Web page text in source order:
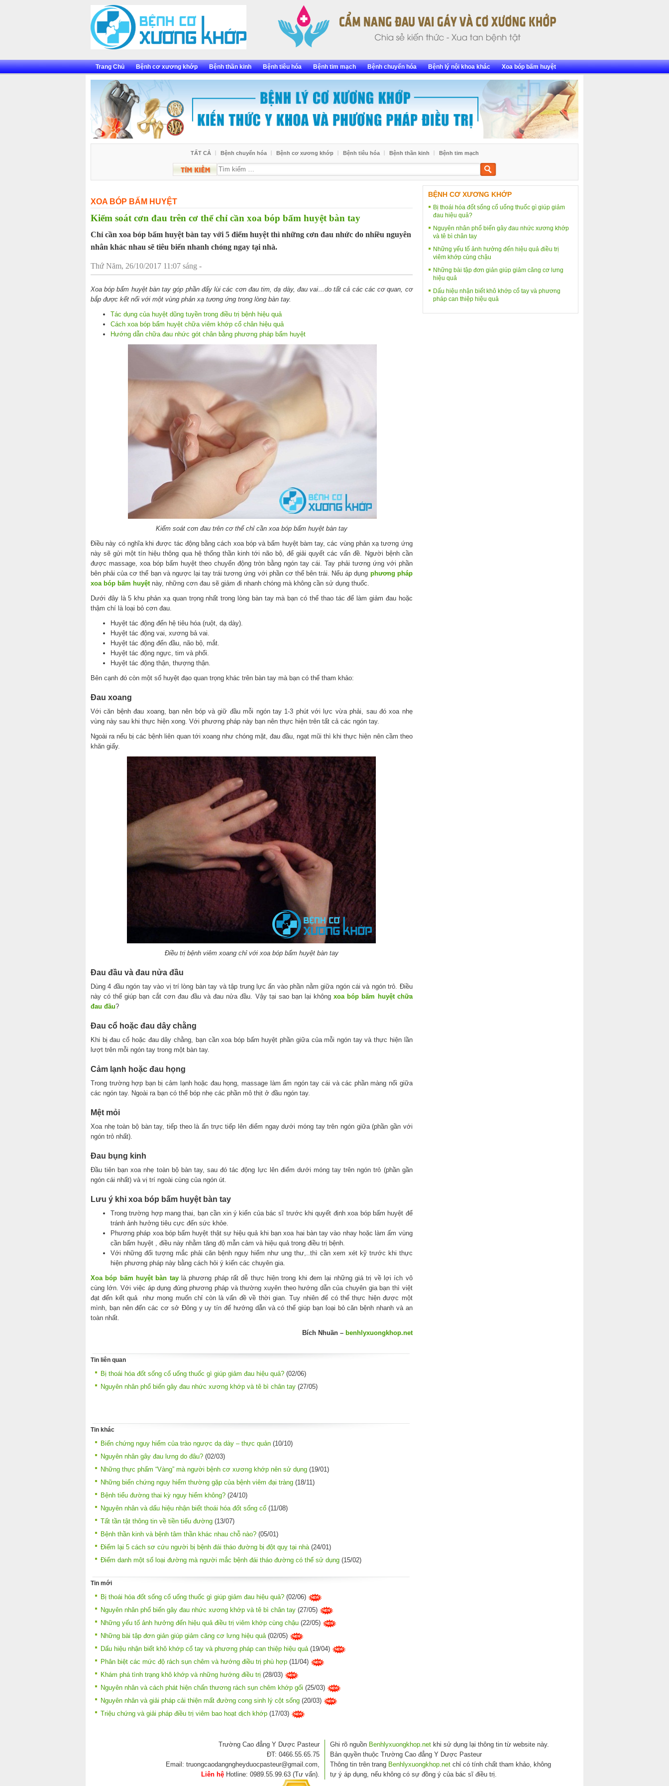
Trang Chủ Bệnh cơ xương khớp Bệnh thần kinh Bệnh tiêu hóa Bệnh tim mạch Bệnh chuyển hóa Bệnh lý nội khoa khác Xoa bóp bấm huyệt
TẤT CẢ Bệnh chuyển hóa Bệnh cơ xương khớp Bệnh tiêu hóa Bệnh thần kinh Bệnh tim mạch
Tìm
XOA BÓP BẤM HUYỆT
Kiểm soát cơn đau trên cơ thể chỉ cần xoa bóp bấm huyệt bàn tay
Chỉ cần xoa bóp bấm huyệt bàn tay với 5 điểm huyệt thì những cơn đau nhức do nhiều nguyên
nhân khác nhau sẽ tiêu biến nhanh chóng ngay tại nhà.
Thứ Năm, 26/10/2017 11:07 sáng -
Xoa bóp bấm huyệt bàn tay góp phần đẩy lùi các cơn đau tim, dạ dày, đau vai…do tất cả các các cơ quan, cơ
bắp được kết nối với một vùng phản xạ tương ứng trong lòng bàn tay.
Tác dụng của huyệt dũng tuyền trong điều trị bệnh hiệu quả
Cách xoa bóp bấm huyệt chữa viêm khớp cổ chân hiệu quả
Hướng dẫn chữa đau nhức gót chân bằng phương pháp bấm huyệt
Kiểm soát cơn đau trên cơ thể chỉ cần xoa bóp bấm huyệt bàn tay
Điều này có nghĩa khi được tác động bằng cách xoa bóp và bấm huyệt bàm tay, các vùng phản xạ tương ứng
này sẽ gửi một tín hiệu thông qua hệ thống thần kinh tới não bộ, để giải quyết các vấn đề. Người bệnh cần
được massage, xoa bóp bấm huyệt theo chuyển động tròn bằng ngón tay cái. Tay phải tương ứng với phần
bên phải của cơ thể bạn và ngược lại tay trái tương ứng với phần cơ thể bên trái. Nếu áp dụng phương pháp
xoa bóp bấm huyệtnày, những cơn đau sẽ giảm đi nhanh chóng mà không cần sử dụng thuốc.
Dưới đây là 5 khu phản xạ quan trọng nhất trong lòng bàn tay mà bạn có thể thao tác để làm giảm đau hoặc
thậm chí là loại bỏ cơn đau.
Huyệt tác động đến hệ tiêu hóa (ruột, dạ dày).
Huyệt tác động vai, xương bả vai.
Huyệt tác động đến đầu, não bộ, mắt.
Huyệt tác động ngực, tim và phổi.
Huyệt tác động thận, thượng thận.
Bên cạnh đó còn một số huyệt đạo quan trọng khác trên bàn tay mà bạn có thể tham khảo:
Đau xoang
Với căn bệnh đau xoang, bạn nên bóp và giữ đầu mỗi ngón tay 1-3 phút với lực vừa phải, sau đó xoa nhẹ
vùng này sau khi thực hiện xong. Với phương pháp này bạn nên thực hiện trên tất cả các ngón tay.
Ngoài ra nếu bị các bệnh liên quan tới xoang như chóng mặt, đau đầu, ngạt mũi thì khi thực hiện nên cầm theo
khăn giấy.
Điều trị bệnh viêm xoang chỉ với xoa bóp bấm huyệt bàn tay
Đau đầu và đau nửa đầu
Dùng 4 đầu ngón tay vào vị trí lòng bàn tay và tập trung lực ấn vào phần nằm giữa ngón cái và ngón trỏ. Điều
này có thể giúp bạn cắt cơn đau đầu và đau nửa đầu. Vậy tại sao bạn lại khôngxoa bóp bấm huyệt chữa
đau đầu?
Đau cổ hoặc đau dây chằng
Khi bị đau cổ hoặc đau dây chằng, bạn cần xoa bóp bấm huyệt phần giữa của mỗi ngón tay và thực hiện lần
lượt trên mỗi ngón tay trong một bàn tay.
Cảm lạnh hoặc đau họng
Trong trường hợp bạn bị cảm lạnh hoặc đau họng, massage làm ấm ngón tay cái và các phần màng nối giữa
các ngón tay. Ngoài ra bạn có thể bóp nhẹ các phần mô thịt ở đầu ngón tay.
Mệt mỏi
Xoa nhẹ toàn bộ bàn tay, tiếp theo là ấn trực tiếp lên điểm ngay dưới móng tay trên ngón giữa (phần gần với
ngón trỏ nhất).
Đau bụng kinh
Đầu tiên bạn xoa nhẹ toàn bộ bàn tay, sau đó tác động lực lên điểm dưới móng tay trên ngón trỏ (phần gần
ngón cái nhất) và vị trí ngoài cùng của ngón út.
Lưu ý khi xoa bóp bấm huyệt bàn tay
Trong trường hợp mang thai, bạn cần xin ý kiến của bác sĩ trước khi quyết định xoa bóp bấm huyệt để
tránh ảnh hưởng tiêu cực đến sức khỏe.
Phương pháp xoa bóp bấm huyệt thật sự hiệu quả khi bạn xoa hai bàn tay vào nhay hoặc làm ấm vùng
cần bấm huyệt , điều này nhằm tăng độ mẫn cảm và hiệu quả trong điều trị bệnh.
Với những đối tượng mắc phải căn bệnh nguy hiểm như ung thư,..thì cần xem xét kỹ trước khi thực
hiện phương pháp này bằng cách hỏi ý kiến các chuyên gia.
Xoa bóp bấm huyệt bàn taylà phương pháp rất dễ thực hiện trong khi đem lại những giá trị về lợi ích vô
cùng lớn. Với việc áp dụng đúng phương pháp và thường xuyên theo hướng dẫn của chuyên gia bạn thì việt
đạt đến kết quả như mong muốn chỉ còn là vấn đề về thời gian. Tuy nhiên để có thể thực hiện được một
mình, bạn nên đến các cơ sở Đông y uy tín để hướng dẫn và có thể giúp bạn loại bỏ căn bệnh nhanh và an
toàn nhất.
Bích Nhuần – benhlyxuongkhop.net
Tin liên quan
Bị thoái hóa đốt sống cổ uống thuốc gì giúp giảm đau hiệu quả? (02/06)
Nguyên nhân phổ biến gây đau nhức xương khớp và tê bì chân tay (27/05)
Tin khác
Biến chứng nguy hiểm của trào ngược dạ dày – thực quản (10/10)
Nguyên nhân gây đau lưng do đâu? (02/03)
Những thực phẩm “Vàng” mà người bệnh cơ xương khớp nên sử dụng (19/01)
Những biến chứng nguy hiểm thường gặp của bệnh viêm đại tràng (18/11)
Bệnh tiểu đường thai kỳ nguy hiểm không? (24/10)
Nguyên nhân và dấu hiệu nhận biết thoái hóa đốt sống cổ (11/08)
Tất tần tật thông tin về tiền tiểu đường (13/07)
Bệnh thần kinh và bệnh tâm thần khác nhau chỗ nào? (05/01)
Điểm lại 5 cách sơ cứu người bị bệnh đái tháo đường bị đột quỵ tại nhà (24/01)
Điểm danh một số loại đường mà người mắc bệnh đái tháo đường có thể sử dụng (15/02)
Tin mới
Bị thoái hóa đốt sống cổ uống thuốc gì giúp giảm đau hiệu quả? (02/06)
Nguyên nhân phổ biến gây đau nhức xương khớp và tê bì chân tay (27/05)
Những yếu tố ảnh hưởng đến hiệu quả điều trị viêm khớp cùng chậu (22/05)
Những bài tập đơn giản giúp giảm căng cơ lưng hiệu quả(02/05)
Dấu hiệu nhận biết khô khớp cổ tay và phương pháp can thiệp hiệu quả(19/04)
Phân biệt các mức độ rách sụn chêm và hướng điều trị phù hợp (11/04)
Khám phá tình trạng khô khớp và những hướng điều trị (28/03)
Nguyên nhân và cách phát hiện chấn thương rách sụn chêm khớp gối (25/03)
Nguyên nhân và giải pháp cải thiện mất đường cong sinh lý cột sống (20/03)
Triệu chứng và giải pháp điều trị viêm bao hoạt dịch khớp (17/03)
BỆNH CƠ XƯƠNG KHỚP
Bị thoái hóa đốt sống cổ uống thuốc gì giúp giảm
đau hiệu quả?
Nguyên nhân phổ biến gây đau nhức xương khớp
và tê bì chân tay
Những yếu tố ảnh hưởng đến hiệu quả điều trị
viêm khớp cùng chậu
Những bài tập đơn giản giúp giảm căng cơ lưng
hiệu quả
Dấu hiệu nhận biết khô khớp cổ tay và phương
pháp can thiệp hiệu quả
Trường Cao đẳng Y Dược Pasteur
ĐT: 0466.55.65.75
Email: truongcaodangngheyduocpasteur@gmail.com,
Liên hệ Hotline: 0989.55.99.63 (Tư vấn).
Ghi rõ nguồn Benhlyxuongkhop.net khi sử dụng lại thông tin từ website này.
Bản quyền thuộc Trường Cao đẳng Y Dược Pasteur
Thông tin trên trang Benhlyxuongkhop.net chỉ có tính chất tham khảo, không
tự ý áp dụng, nếu không có sự đồng ý của bác sĩ điều trị.